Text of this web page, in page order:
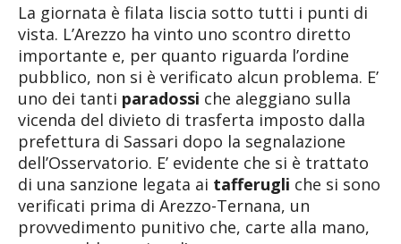
La giornata è filata liscia sotto tutti i punti di
vista. L’Arezzo ha vinto uno scontro diretto
importante e, per quanto riguarda l’ordine
pubblico, non si è verificato alcun problema. E’
uno dei tanti paradossi che aleggiano sulla
vicenda del divieto di trasferta imposto dalla
prefettura di Sassari dopo la segnalazione
dell’Osservatorio. E’ evidente che si è trattato
di una sanzione legata ai tafferugli che si sono
verificati prima di Arezzo-Ternana, un
provvedimento punitivo che, carte alla mano,